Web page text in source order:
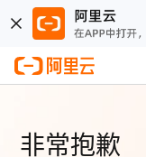
非常抱歉